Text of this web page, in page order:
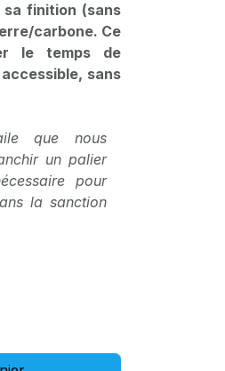
finition (sans
carbone. Ce
le temps de
sans
que nous
un palier
pour
la sanction